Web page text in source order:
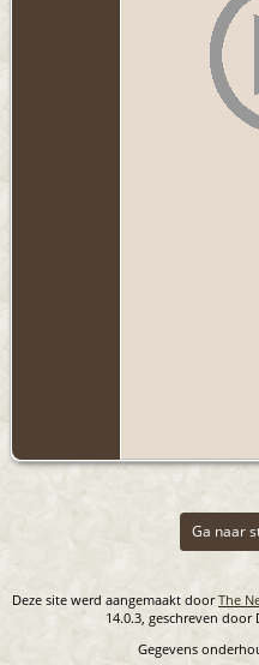
Ga naar
Deze site werd aangemaakt doorThe
14.0.3, geschreven
Gegevens